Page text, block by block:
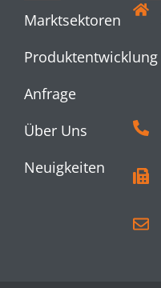
Marktsektoren
Produktentwicklung
Anfrage
Über Uns
Neuigkeiten